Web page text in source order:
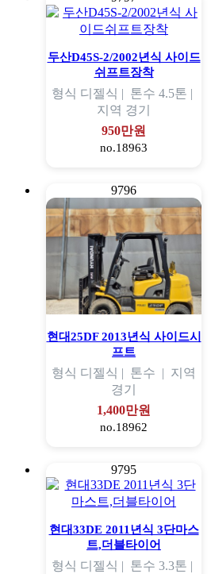
두산D45S-2/2002년식 사이드
쉬프트장착
형식 디젤식 | 톤수 4.5톤 |
지역 경기
950만원
no.18963
9796
현대25DF 2013년식 사이드시
프트
형식 디젤식 | 톤수 | 지역
경기
1,400만원
no.18962
9795
현대33DE 2011년식 3단마스
트,더블타이어
형식 디젤식 | 톤수 3.3톤 |